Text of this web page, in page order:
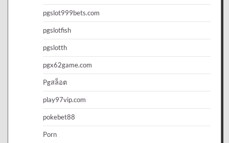
pgslot999bets.com
pgslotfish
pgslotth
pgx62game.com
Pgสล็อต
play97vip.com
pokebet88
Porn